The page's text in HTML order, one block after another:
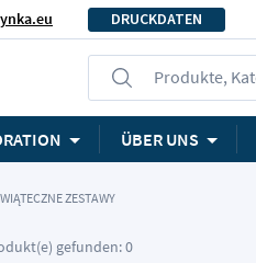
DRUCKDATEN
Produkte,
ÜBER UNS
ZESTAWY
gefunden: 0